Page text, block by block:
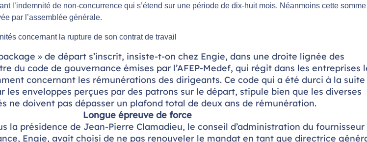
l’indemnité de non-concurrence qui s’étend sur une période de dix-huit mois. Néanmoins cette somme
par l’assemblée générale.
concernant la rupture de son contrat de travail
» de départ s’inscrit, insiste-t-on chez Engie, dans une droite lignée des
du code de gouvernance émises par l’AFEP-Medef, qui régit dans les entreprises
concernant les rémunérations des dirigeants. Ce code qui a été durci à la suite
les enveloppes perçues par des patrons sur le départ, stipule bien que les diverses
ne doivent pas dépasser un plafond total de deux ans de rémunération.
Longue épreuve de force
la présidence de Jean-Pierre Clamadieu, le conseil d’administration du fournisseur
Engie, avait choisi de ne pas renouveler le mandat en tant que directrice